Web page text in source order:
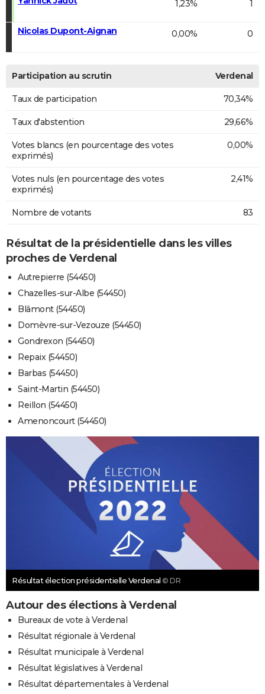
1,23% 1
Nicolas Dupont-Aignan 0,00% 0
Participation au scrutin Verdenal
Taux de participation 70,34%
Taux d'abstention 29,66%
Votes blancs (en pourcentage des votes
exprimés)
0,00%
Votes nuls (en pourcentage des votes
exprimés)
2,41%
Nombre de votants 83
Résultat de la présidentielle dans les villes
proches de Verdenal
Autrepierre (54450)
Chazelles-sur-Albe (54450)
Blâmont (54450)
Domèvre-sur-Vezouze (54450)
Gondrexon (54450)
Repaix (54450)
Barbas (54450)
Saint-Martin (54450)
Reillon (54450)
Amenoncourt (54450)
Résultat élection présidentielle Verdenal © DR
Autour des élections à Verdenal
Bureaux de vote à Verdenal
Résultat régionale à Verdenal
Résultat municipale à Verdenal
Résultat législatives à Verdenal
Résultat départementales à Verdenal